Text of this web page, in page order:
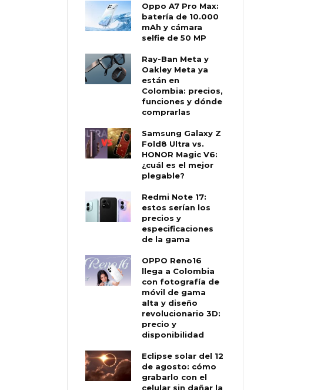
Oppo A7 Pro Max:
batería de 10.000
mAh y cámara
selfie de 50 MP
Ray-Ban Meta y
Oakley Meta ya
están en
Colombia: precios,
funciones y dónde
comprarlas
Samsung Galaxy Z
Fold8 Ultra vs.
HONOR Magic V6:
¿cuál es el mejor
plegable?
Redmi Note 17:
estos serían los
precios y
especificaciones
de la gama
OPPO Reno16
llega a Colombia
con fotografía de
móvil de gama
alta y diseño
revolucionario 3D:
precio y
disponibilidad
Eclipse solar del 12
de agosto: cómo
grabarlo con el
celular sin dañar la